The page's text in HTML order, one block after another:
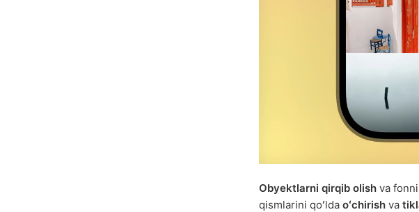
Obyektlarni qirqib olish va
qismlarini qoʻlda oʻchirish va